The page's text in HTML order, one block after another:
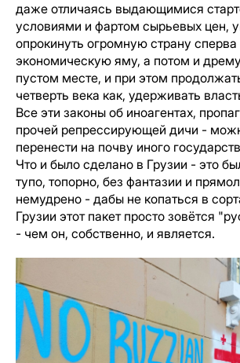
даже отличаясь выдающимися
условиями и фартом сырьевых цен,
опрокинуть огромную страну сперва
экономическую яму, а потом и
пустом месте, и при этом
четверть века как, удерживать
Все эти законы об иноагентах,
прочей репрессирующей дичи -
перенести на почву иного
Что и было сделано в Грузии - это
тупо, топорно, без фантазии и
немудрено - дабы не копаться в
Грузии этот пакет просто зовётся
- чем он, собственно, и является.